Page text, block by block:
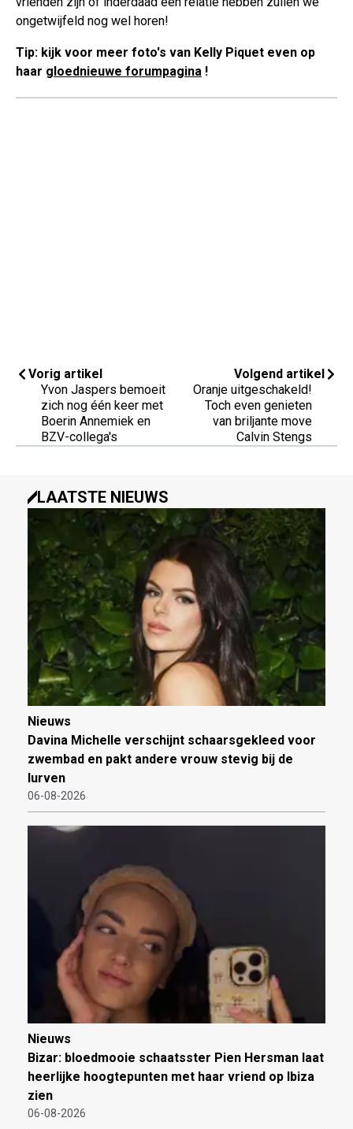
ongetwijfeld nog wel horen!
Tip: kijk voor meer foto's van Kelly Piquet even op
haar gloednieuwe forumpagina !
Vorig artikel
Yvon Jaspers bemoeit
zich nog één keer met
Boerin Annemiek en
BZV-collega's
Volgend artikel
Oranje uitgeschakeld!
Toch even genieten
van briljante move
Calvin Stengs
LAATSTE NIEUWS
Nieuws
Davina Michelle verschijnt schaarsgekleed voor
zwembad en pakt andere vrouw stevig bij de
lurven
06-08-2026
Nieuws
Bizar: bloedmooie schaatsster Pien Hersman laat
heerlijke hoogtepunten met haar vriend op Ibiza
zien
06-08-2026